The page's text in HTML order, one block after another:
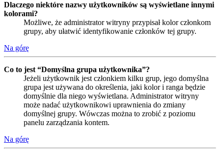
Dlaczego niektóre nazwy użytkowników są wyświetlane innymi
kolorami?
Możliwe, że administrator witryny przypisał kolor członkom
grupy, aby ułatwić identyfikowanie członków tej grupy.
Na górę
Co to jest “Domyślna grupa użytkownika”?
Jeżeli użytkownik jest członkiem kilku grup, jego domyślna
grupa jest używana do określenia, jaki kolor i ranga będzie
domyślnie dla niego wyświetlana. Administrator witryny
może nadać użytkownikowi uprawnienia do zmiany
domyślnej grupy. Wówczas można to zrobić z poziomu
panelu zarządzania kontem.
Na górę